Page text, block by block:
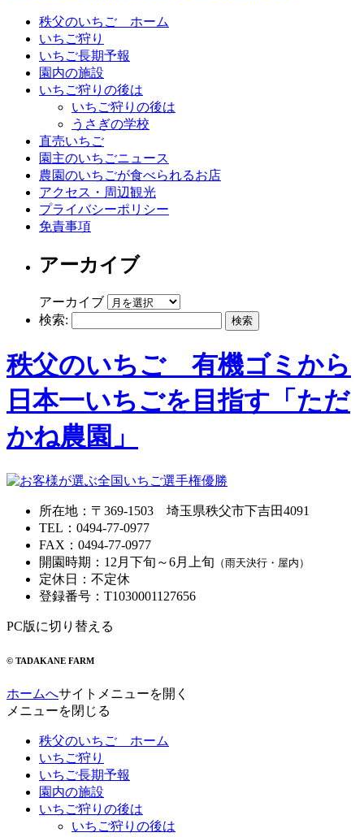
秩父のいちご ホーム
いちご狩り
いちご長期予報
園内の施設
いちご狩りの後は
いちご狩りの後は
うさぎの学校
直売いちご
園主のいちごニュース
農園のいちごが食べられるお店
アクセス・周辺観光
プライバシーポリシー
免責事項
アーカイブ
アーカイブ
検索:
秩父のいちご 有機ゴミから
日本一いちごを目指す「ただ
かね農園」
所在地 ： 〒369-1503 埼玉県秩父市下吉田4091
TEL ： 0494-77-0977
FAX ： 0494-77-0977
開園時期 ： 12月下旬～6月上旬 （雨天決行・屋内）
定休日 ： 不定休
登録番号 ： T1030001127656
PC版に切り替える
© TADAKANE FARM
ホームへサイトメニューを開く
メニューを閉じる
秩父のいちご ホーム
いちご狩り
いちご長期予報
園内の施設
いちご狩りの後は
いちご狩りの後は